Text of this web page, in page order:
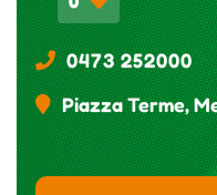
0473 252000
Piazza Terme,